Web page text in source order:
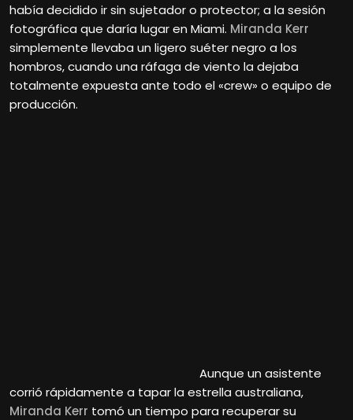
había decidido ir sin sujetador o protector; a la sesión
fotográfica que daría lugar en Miami. Miranda Kerr
simplemente llevaba un ligero suéter negro a los
hombros, cuando una ráfaga de viento la dejaba
totalmente expuesta ante todo el «crew» o equipo de
producción.
Aunque un asistente
corrió rápidamente a tapar la estrella australiana,
Miranda Kerr tomó un tiempo para recuperar su